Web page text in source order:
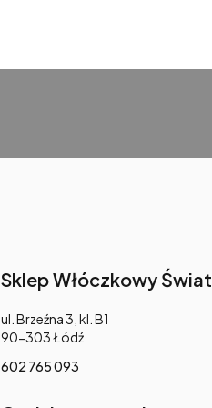
Sklep Włóczkowy Świat
Adres:
ul. Brzeźna 3, kl. B1
90-303 Łódź
602 765 093